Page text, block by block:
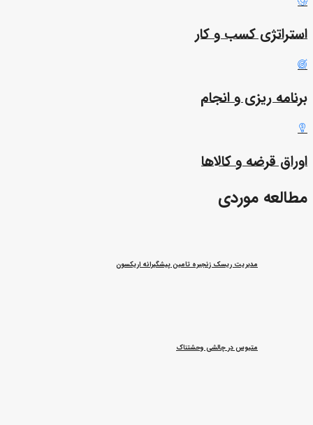
استراتژی کسب و کار
برنامه ریزی و انجام
اوراق قرضه و کالاها
مطالعه موردی
مدیریت ریسک زنجیره تامین پیشگیرانه اریکسون
متیوس در چالشی وحشتناک